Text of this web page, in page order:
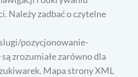
Należy zadbać o czytelne
pozycjonowanie-
zrozumiałe zarówno dla
Mapa strony XML